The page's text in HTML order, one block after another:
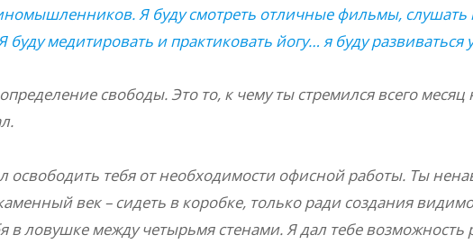
Я буду смотреть отличные фильмы,
буду медитировать и практиковать йогу… я буду
свободы. Это то, к чему ты стремился всего
освободить тебя от необходимости офисной работы. Ты
век – сидеть в коробке, только ради создания
в ловушке между четырьмя стенами. Я дал тебе возможность